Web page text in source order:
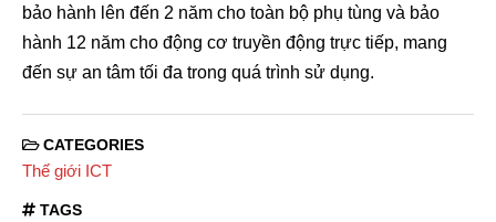
bảo hành lên đến 2 năm cho toàn bộ phụ tùng và bảo
hành 12 năm cho động cơ truyền động trực tiếp, mang
đến sự an tâm tối đa trong quá trình sử dụng.
CATEGORIES
Thế giới ICT
TAGS